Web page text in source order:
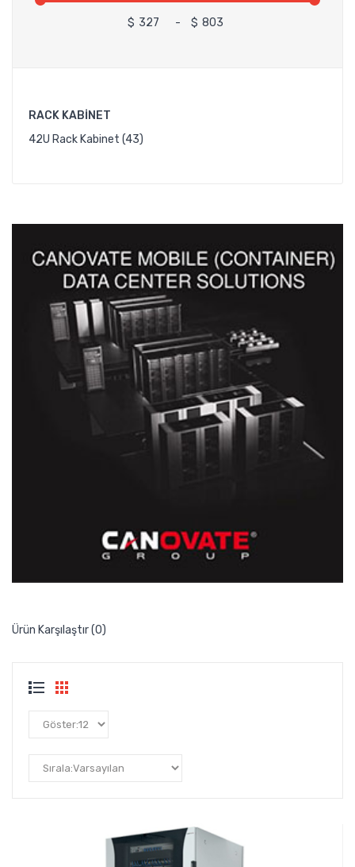
$ - $
RACK KABINET
42U Rack Kabinet (43)
Ürün Karşılaştır (0)